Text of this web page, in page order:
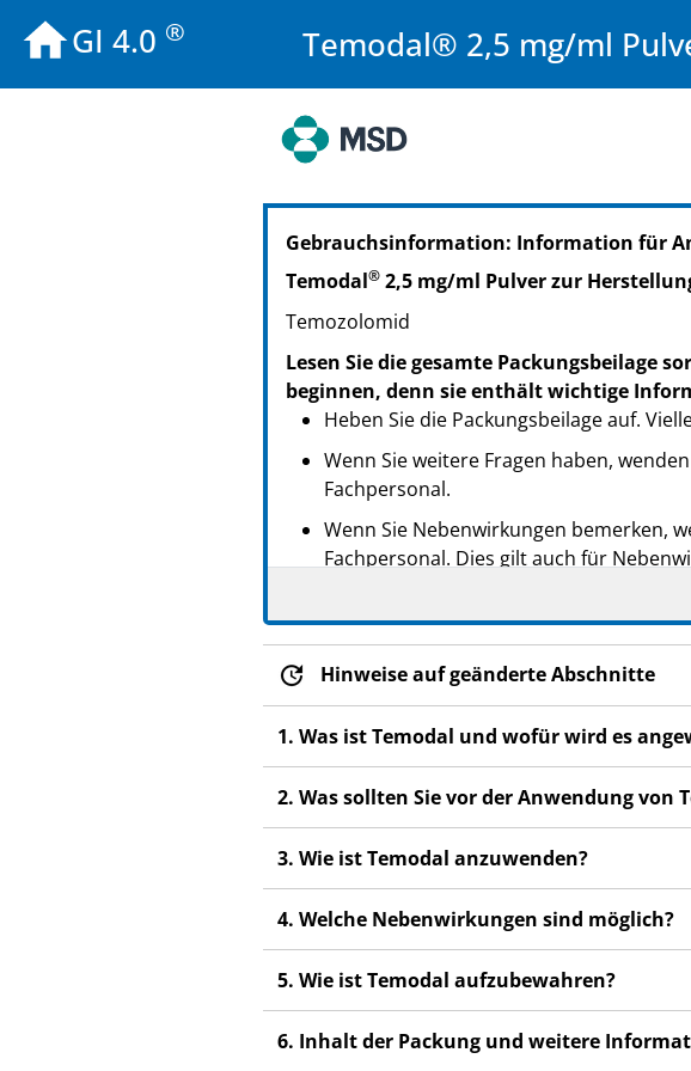
GI 4.0 ® Temodal® 2,5 mg/ml
PZN: 07378322
PPN: 110737832262
Gebrauchsinformation: Information für
Temodal® 2,5 mg/ml Pulver zur
Temozolomid
Lesen Sie die gesamte Packungsbeilage
beginnen, denn sie enthält wichtige
Heben Sie die Packungsbeilage auf.
Wenn Sie weitere Fragen haben,
Fachpersonal.
Wenn Sie Nebenwirkungen bemerken,
Fachpersonal. Dies gilt auch für
Hinweise auf geänderte Abschnitte
1. Was ist Temodal und wofür wird es
2. Was sollten Sie vor der Anwendung von
3. Wie ist Temodal anzuwenden?
4. Welche Nebenwirkungen sind möglich?
5. Wie ist Temodal aufzubewahren?
6. Inhalt der Packung und weitere